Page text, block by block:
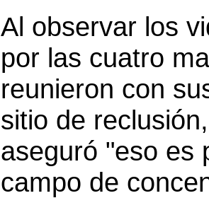
Al observar los
por las cuatro
reunieron con
sitio de
aseguró "eso es
campo de